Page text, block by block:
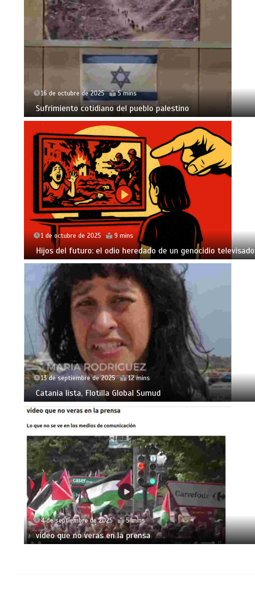
16 de octubre de 2025 5 mins
Sufrimiento cotidiano del pueblo palestino
1 de octubre de 2025 9 mins
Hijos del futuro: el odio heredado de un genocidio televisado
13 de septiembre de 2025 12 mins
Catania lista, Flotilla Global Sumud
4 de septiembre de 2025 5 mins
video que no veras en la prensa